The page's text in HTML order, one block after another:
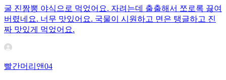
굴 진짬뽕 야식으로 먹었어요. 자려는데 출출해서 쪼로록 끓여
버렸네요. 너무 맛있어요. 국물이 시원하고 면은 탱글하고 진
짜 맛있게 먹었어요.
빨간머리앤04